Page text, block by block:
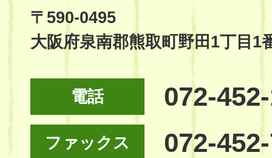
Site
〒590-0495
大阪府泉南郡熊取町野田1丁目1
電話 072-
ファックス 072-